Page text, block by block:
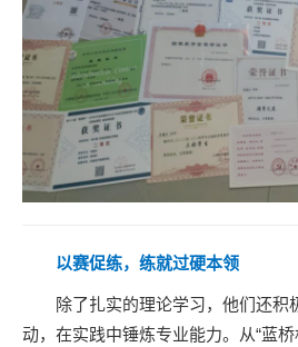
以赛促练，练就过硬本领
除了扎实的理论学习，他们还积
动，在实践中锤炼专业能力。从“蓝